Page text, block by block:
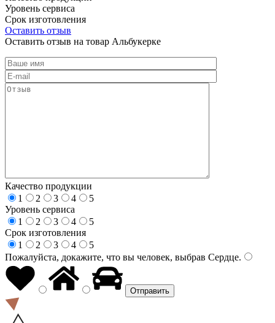
Уровень сервиса
Срок изготовления
Оставить отзыв
Оставить отзыв на товар Альбукерке
Качество продукции
1
2 3 4
5
Уровень сервиса
1
2 3 4
5
Срок изготовления
1
2 3 4
5
Пожалуйста, докажите, что вы человек, выбрав Сердце.